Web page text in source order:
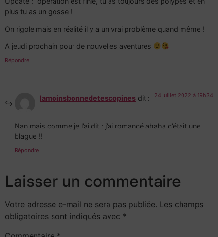
plus tu as un gosse !
On rigole mais en réalité il y a un vrai problème quand même !
A jeudi prochain pour de nouvelles aventures
Répondre
lamoinsbonnedetescopines dit : 24 juillet 2022 à 19h34
Nan mais comme je l’ai dit : j’ai romancé ahaha c’était une
blague !!
Répondre
Laisser un commentaire
Votre adresse e-mail ne sera pas publiée. Les champs
obligatoires sont indiqués avec *